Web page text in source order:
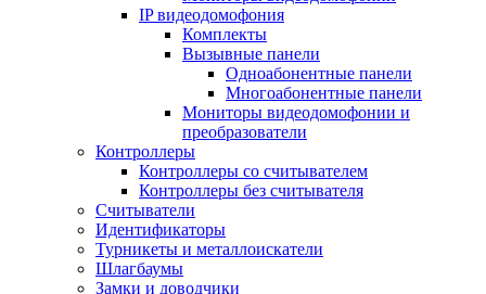
IP видеодомофония
Комплекты
Вызывные панели
Одноабонентные панели
Многоабонентные панели
Мониторы видеодомофонии и
преобразователи
Контроллеры
Контроллеры со считывателем
Контроллеры без считывателя
Считыватели
Идентификаторы
Турникеты и металлоискатели
Шлагбаумы
Замки и доводчики